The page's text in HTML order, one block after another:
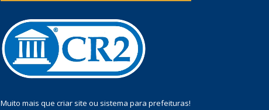
Muito mais que criar site ou sistema para prefeituras!